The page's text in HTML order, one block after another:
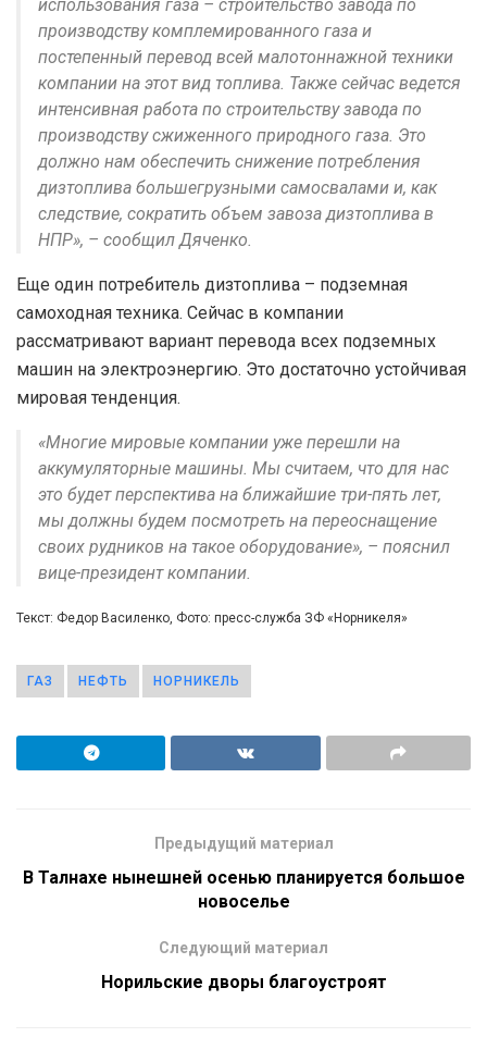
использования газа – строительство завода по
производству комплемированного газа и
постепенный перевод всей малотоннажной техники
компании на этот вид топлива. Также сейчас ведется
интенсивная работа по строительству завода по
производству сжиженного природного газа. Это
должно нам обеспечить снижение потребления
дизтоплива большегрузными самосвалами и, как
следствие, сократить объем завоза дизтоплива в
НПР», – сообщил Дяченко.
Еще один потребитель дизтоплива – подземная
самоходная техника. Сейчас в компании
рассматривают вариант перевода всех подземных
машин на электроэнергию. Это достаточно устойчивая
мировая тенденция.
«Многие мировые компании уже перешли на
аккумуляторные машины. Мы считаем, что для нас
это будет перспектива на ближайшие три-пять лет,
мы должны будем посмотреть на переоснащение
своих рудников на такое оборудование», – пояснил
вице-президент компании.
Текст: Федор Василенко, Фото: пресс-служба ЗФ «Норникеля»
ГАЗ НЕФТЬ НОРНИКЕЛЬ
Предыдущий материал
В Талнахе нынешней осенью планируется большое
новоселье
Следующий материал
Норильские дворы благоустроят